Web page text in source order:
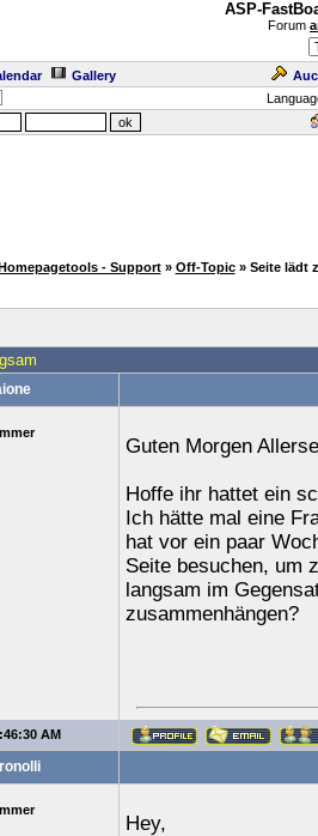
ASP-
Forum
Gallery
- Support » Off-Topic » Seite lädt
Guten Morgen
Hoffe ihr hattet ein
Ich hätte mal eine
hat vor ein paar
Seite besuchen, um
langsam im
zusammenhängen?
AM
Hey,